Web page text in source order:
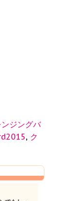
ンジングバ
, ク